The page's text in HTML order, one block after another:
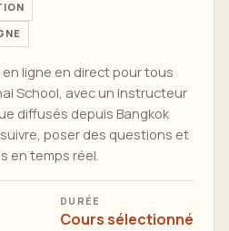
ligne en direct pour tous
School, avec un instructeur
diffusés depuis Bangkok
poser des questions et
en temps réel.
DURÉE
Cours sélectionné